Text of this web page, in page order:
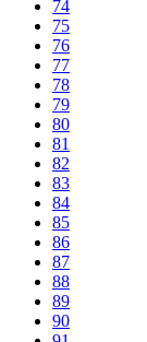
74
75
76
77
78
79
80
81
82
83
84
85
86
87
88
89
90